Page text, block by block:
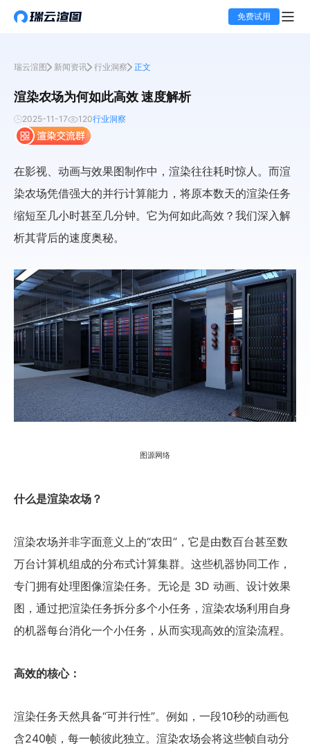
免费试用
瑞云渲图 新闻资讯 行业洞察 正文
渲染农场为何如此高效 速度解析
2025-11-17 120行业洞察
在影视、动画与效果图制作中，渲染往往耗时惊人。而渲
染农场凭借强大的并行计算能力，将原本数天的渲染任务
缩短至几小时甚至几分钟。它为何如此高效？我们深入解
析其背后的速度奥秘。
图源网络
什么是渲染农场？
渲染农场并非字面意义上的“农田”，它是由数百台甚至数
万台计算机组成的分布式计算集群。这些机器协同工作，
专门拥有处理图像渲染任务。无论是 3D 动画、设计效果
图，通过把渲染任务拆分多个小任务，渲染农场利用自身
的机器每台消化一个小任务，从而实现高效的渲染流程。
高效的核心：
渲染任务天然具备“可并行性”。例如，一段10秒的动画包
含240帧，每一帧彼此独立。渲染农场会将这些帧自动分